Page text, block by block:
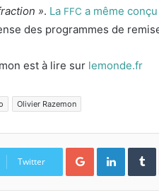
». La FFC a même
des pro­grammes de
est à lire sur lemonde.fr
Olivier Razemon
Twitter
Google+